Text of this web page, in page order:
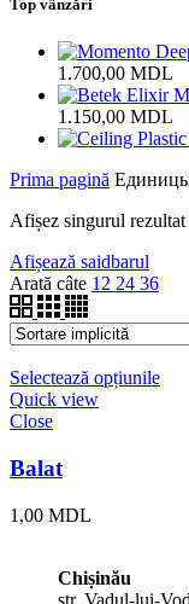
Top vânzări
1.700,00 MDL
de
la
1.150,00 MDL
de
la
Prima pagină
Afișez singurul rezultat
Afișează saidbarul
Arată câte 12 24 36
Selectează opțiunile
Quick view
Close
Balat
1,00 MDL
Chișinău
str. Vadul-lui-